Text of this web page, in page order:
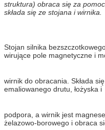
struktura) obraca się za
składa się ze stojana i wirnika.
Stojan silnika
wirujące pole magnetyczne i
wirnik do obracania. Składa
emaliowanego drutu, łożyska i
podpora, a wirnik jest
żelazowo-borowego i obraca